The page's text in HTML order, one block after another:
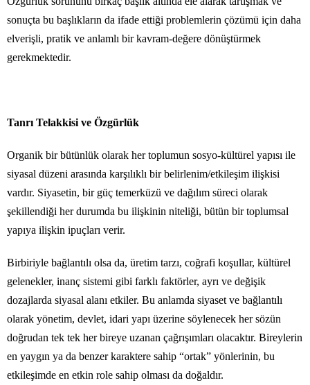
sonuçta bu başlıkların da ifade ettiği problemlerin çözümü için daha
elverişli, pratik ve anlamlı bir kavram-değere dönüştürmek
gerekmektedir.
Tanrı Telakkisi ve Özgürlük
Organik bir bütünlük olarak her toplumun sosyo-kültürel yapısı ile
siyasal düzeni arasında karşılıklı bir belirlenim/etkileşim ilişkisi
vardır. Siyasetin, bir güç temerküzü ve dağılım süreci olarak
şekillendiği her durumda bu ilişkinin niteliği, bütün bir toplumsal
yapıya ilişkin ipuçları verir.
Birbiriyle bağlantılı olsa da, üretim tarzı, coğrafi koşullar, kültürel
gelenekler, inanç sistemi gibi farklı faktörler, ayrı ve değişik
dozajlarda siyasal alanı etkiler. Bu anlamda siyaset ve bağlantılı
olarak yönetim, devlet, idari yapı üzerine söylenecek her sözün
doğrudan tek tek her bireye uzanan çağrışımları olacaktır. Bireylerin
en yaygın ya da benzer karaktere sahip “ortak” yönlerinin, bu
etkileşimde en etkin role sahip olması da doğaldır.